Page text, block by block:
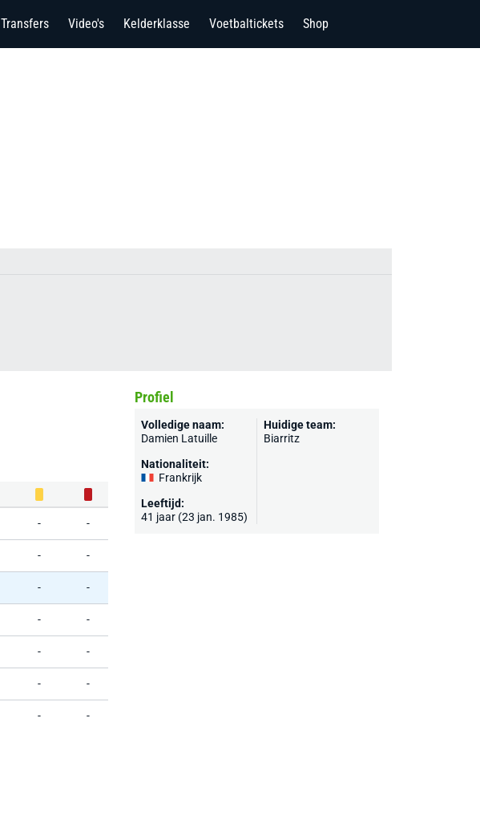
Transfers Video's Kelderklasse Voetbaltickets Shop
- -
- -
- -
- -
- -
- -
- -
Profiel
Volledige naam:
Damien Latuille
Nationaliteit:
Frankrijk
Leeftijd:
41 jaar (23 jan. 1985)
Huidige team:
Biarritz